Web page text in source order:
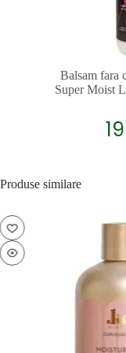
Balsam fara
Super Moist
Produse similare